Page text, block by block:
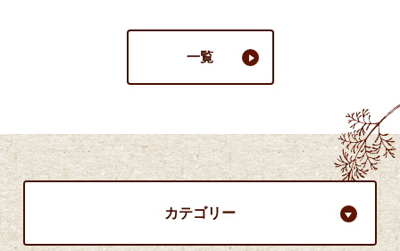
一覧
カテゴリー